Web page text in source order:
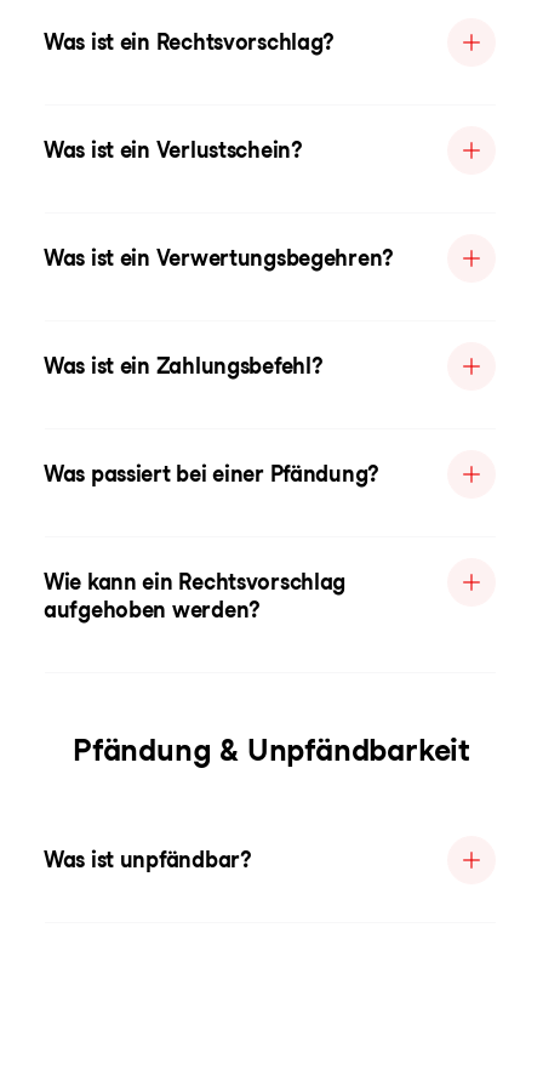
Was ist ein Rechtsvorschlag?
Was ist ein Verlustschein?
Was ist ein Verwertungsbegehren?
Was ist ein Zahlungsbefehl?
Was passiert bei einer Pfändung?
Wie kann ein Rechtsvorschlag
aufgehoben werden?
Pfändung & Unpfändbarkeit
Was ist unpfändbar?